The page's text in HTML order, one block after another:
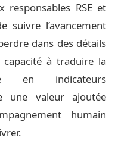
responsables RSE et
suivre l’avancement
dans des détails
capacité à traduire la
en indicateurs
une valeur ajoutée
humain